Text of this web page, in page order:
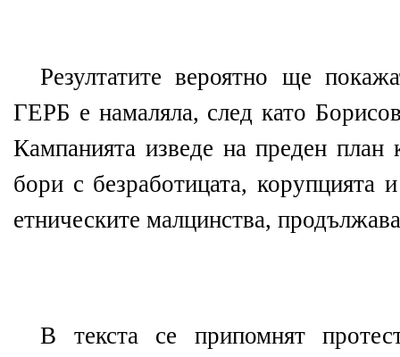
Резултатите вероятно ще
ГЕРБ е намаляла, след като
Кампанията изведе на преден
бори с безработицата, корупцията
етническите малцинства,
В текста се припомнят